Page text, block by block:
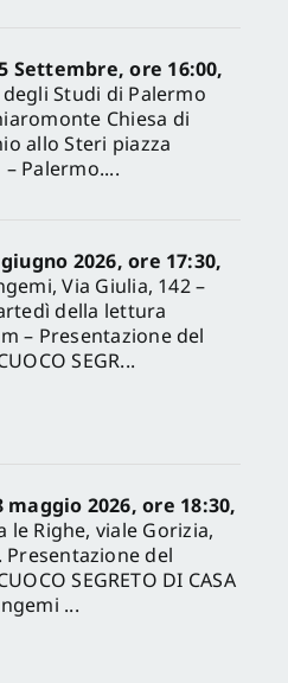
Settembre, ore 16:00,
Studi di Palermo
Chiesa di
allo Steri piazza
Palermo....
2026, ore 17:30,
Via Giulia, 142 –
della lettura
– Presentazione del
SEGR...
maggio 2026, ore 18:30,
le Righe, viale Gorizia,
Presentazione del
SEGRETO DI CASA
...